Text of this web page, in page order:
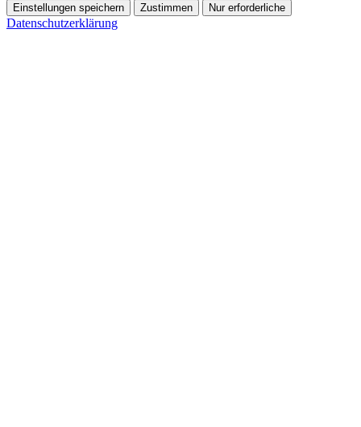
Einstellungen speichern Zustimmen Nur erforderliche
Datenschutzerklärung